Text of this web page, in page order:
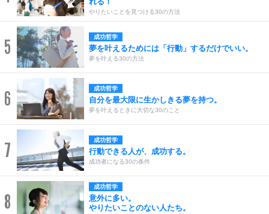
やりたいことを見つける30の方法
5 成功哲学
夢を叶えるためには「行動」するだけでいい。
夢を叶える30の方法
6 成功哲学
自分を最大限に生かしきる夢を持つ。
夢を叶えるときに大切な30のこと
7 成功哲学
行動できる人が、成功する。
成功者になる30の条件
8
成功哲学
意外に多い。
やりたいことのない人たち。